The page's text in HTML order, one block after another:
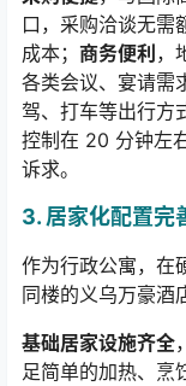
口，采购洽谈无需
成本； 商务便利，
各类会议、宴请需
驾、打车等出行方
控制在 20 分钟左
诉求。
3. 居家化配置完
作为行政公寓，在
同楼的义乌万豪酒
基础居家设施齐全
足简单的加热、烹